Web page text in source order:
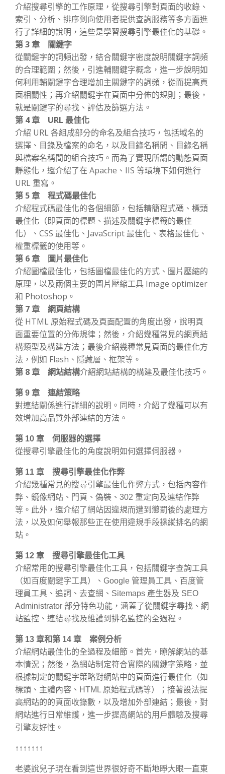
介紹搜尋引擎的工作原理，從搜尋引擎對頁面的收錄、
索引、分析、排序到向使用者提供查詢服務等多方面進
行了詳細的說明，這些是學習搜尋引擎最佳化的基礎。
第 3 章 關鍵字
從關鍵字的詞頻出發，結合關鍵字密度說明關鍵字詞頻
的合理範圍；然後，引進輔關鍵字概念，進一步說明如
何利用輔關鍵字合理增加主關鍵字的詞頻，從而提高頁
面相關性；再介紹關鍵字在頁面中分佈的規則；最後，
就是關鍵字的尋找、評估及篩選方法。
第 4 章 URL 最佳化
介紹 URL 各組成部分的命名及組合技巧，包括域名的
選擇、目錄及檔案的命名，以及目錄名稱間、目錄名稱
與檔案名稱間的組合技巧。而為了實現所謂的動態頁面
靜態化，還介紹了在 Apache、IIS 等環境下如何進行
URL 重寫。
第 5 章 程式碼最佳化
介紹程式碼最佳化的各個細節，包括精簡程式碼、標頭
最佳化（即頁面的標題、描述及關鍵字標籤的最佳
化）、CSS 最佳化、JavaScript 最佳化、表格最佳化、
權重標籤的使用等。
第 6 章 圖片最佳化
介紹圖檔最佳化，包括圖檔最佳化的方式、圖片壓縮的
原理，以及兩個主要的圖片壓縮工具 Image optimizer
和 Photoshop。
第 7 章 網頁結構
從 HTML 原始程式碼及頁面配置的角度出發，說明頁
面重要位置的分佈規律；然後，介紹幾種常見的網頁結
構類型及構建方法；最後介紹幾種常見頁面的最佳化方
法，例如 Flash、隱藏層、框架等。
第 8 章 網站結構介紹網站結構的構建及最佳化技巧。
第 9 章 連結策略
對連結關係進行詳細的說明。同時，介紹了幾種可以有
效增加高品質外部連結的方法。
第 10 章 伺服器的選擇
從搜尋引擎最佳化的角度說明如何選擇伺服器。
第 11 章 搜尋引擎最佳化作弊
介紹幾種常見的搜尋引擎最佳化作弊方式，包括內容作
弊、鏡像網站、門頁、偽裝、302 重定向及連結作弊
等。此外，還介紹了網站因違規而遭到懲罰後的處理方
法，以及如何舉報那些正在使用違規手段操縱排名的網
站。
第 12 章 搜尋引擎最佳化工具
介紹常用的搜尋引擎最佳化工具，包括關鍵字查詢工具
（如百度關鍵字工具）、Google 管理員工具、百度管
理員工具、追詞、去查網、Sitemaps 產生器及 SEO
Administrator 部分特色功能，涵蓋了從關鍵字尋找、網
站監控、連結尋找及維護到排名監控的全過程。
第 13 章和第 14 章 案例分析
介紹網站最佳化的全過程及細節。首先，瞭解網站的基
本情況；然後，為網站制定符合實際的關鍵字策略，並
根據制定的關鍵字策略對網站中的頁面進行最佳化（如
標頭、主體內容、HTML 原始程式碼等）；接著設法提
高網站的的頁面收錄數，以及增加外部連結；最後，對
網站進行日常維護，進一步提高網站的用戶體驗及搜尋
引擎友好性。
↑↑↑↑↑↑↑
老婆說兒子現在看到這世界很好奇不斷地睜大眼一直東